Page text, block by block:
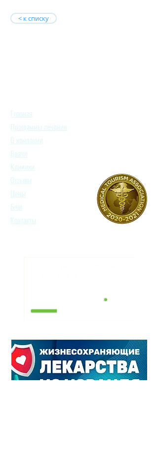
< к списку
Главная
Программы лечения
О компании
Врачи
Клиники
Отзывы
Цены
Блог
Контакты